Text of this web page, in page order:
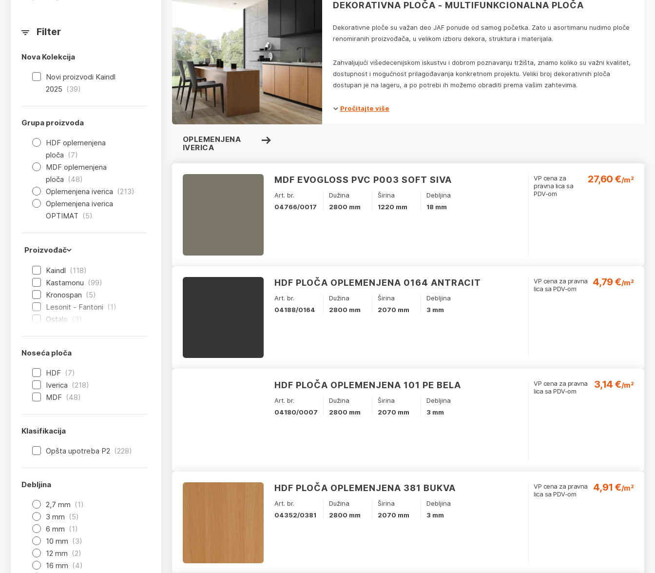
Filter
Nova Kolekcija
Novi proizvodi Kaindl
2025 (39)
Grupa proizvoda
HDF oplemenjena
ploča (7)
MDF oplemenjena
ploča (48)
Oplemenjena iverica (213)
Oplemenjena iverica
OPTIMAT (5)
Proizvođač
Kaindl (118)
Kastamonu (99)
Kronospan (5)
Lesonit - Fantoni (1)
Ostalo (3)
Noseća ploča
HDF (7)
Iverica (218)
MDF (48)
Klasifikacija
Opšta upotreba P2 (228)
Debljina
2,7 mm (1)
3 mm (5)
6 mm (1)
10 mm (3)
12 mm (2)
16 mm (4)
DEKORATIVNA PLOČA - MULTIFUNKCIONALNA PLOČA
Dekorativne ploče su važan deo JAF ponude od samog početka. Zato u asortimanu nudimo ploče
renomiranih proizvođača, u velikom izboru dekora, struktura i materijala.
Zahvaljujući višedecenijskom iskustvu i dobrom poznavanju tržišta, znamo koliko su važni kvalitet,
dostupnost i mogućnost prilagođavanja konkretnom projektu. Veliki broj dekorativnih ploča
dostupan je na lageru, a po potrebi ih možemo obraditi prema vašim zahtevima.
Pročitajte više
OPLEMENJENA
IVERICA
MDF EVOGLOSS PVC P003 SOFT SIVA
Art. br.
04766/0017
Dužina
2800 mm
Širina
1220 mm
Debljina
18 mm
VP cena za
pravna lica sa
PDV-om
27,60 €/m²
HDF PLOČA OPLEMENJENA 0164 ANTRACIT
Art. br.
04188/0164
Dužina
2800 mm
Širina
2070 mm
Debljina
3 mm
VP cena za pravna
lica sa PDV-om
4,79 €/m²
HDF PLOČA OPLEMENJENA 101 PE BELA
Art. br.
04180/0007
Dužina
2800 mm
Širina
2070 mm
Debljina
3 mm
VP cena za pravna
lica sa PDV-om
3,14 €/m²
HDF PLOČA OPLEMENJENA 381 BUKVA
Art. br.
04352/0381
Dužina
2800 mm
Širina
2070 mm
Debljina
3 mm
VP cena za pravna
lica sa PDV-om
4,91 €/m²